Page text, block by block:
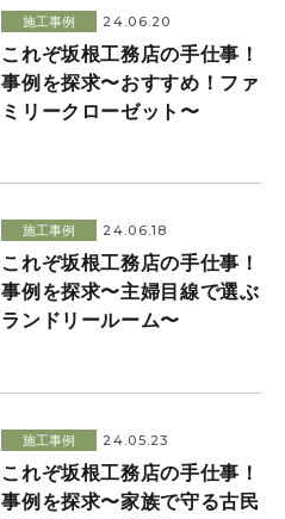
施工事例 24.06.20
これぞ坂根工務店の手仕事！
事例を探求〜おすすめ！ファ
ミリークローゼット〜
施工事例 24.06.18
これぞ坂根工務店の手仕事！
事例を探求〜主婦目線で選ぶ
ランドリールーム〜
施工事例 24.05.23
これぞ坂根工務店の手仕事！
事例を探求〜家族で守る古民